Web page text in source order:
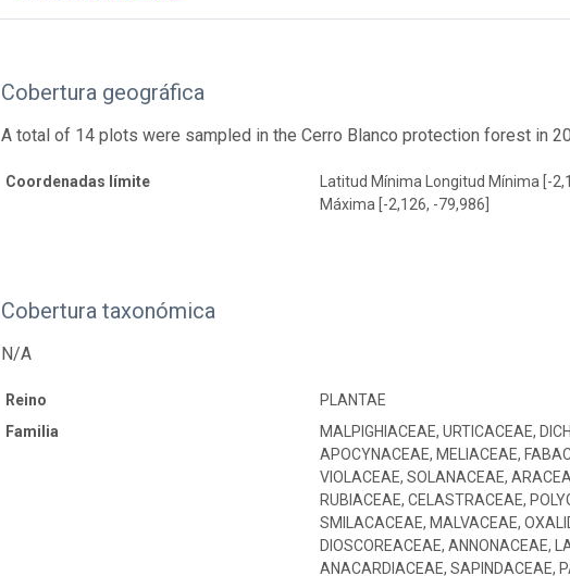
Cobertura geográfica
A total of 14 plots were sampled in the Cerro Blanco protection forest in
Coordenadas límite
Latitud Mínima Longitud Mínima [-
Máxima [-2,126, -79,986]
Cobertura taxonómica
N/A
Reino
PLANTAE
Familia
MALPIGHIACEAE, URTICACEAE,
APOCYNACEAE, MELIACEAE,
VIOLACEAE, SOLANACEAE,
RUBIACEAE, CELASTRACEAE,
SMILACACEAE, MALVACEAE,
DIOSCOREACEAE, ANNONACEAE,
ANACARDIACEAE, SAPINDACEAE,